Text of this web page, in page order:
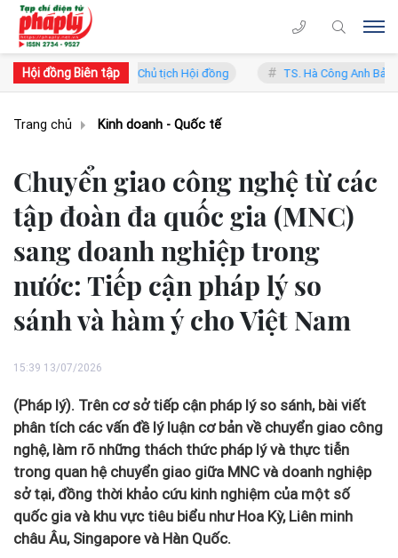
Hội đồng Biên tập
Lý - Phó Chủ tịch Hội đồng TS. Hà Công Anh Bảo - Phó Chủ
Trang chủ Kinh doanh - Quốc tế
Chuyển giao công nghệ từ các
tập đoàn đa quốc gia (MNC)
sang doanh nghiệp trong
nước: Tiếp cận pháp lý so
sánh và hàm ý cho Việt Nam
15:39 13/07/2026
(Pháp lý). Trên cơ sở tiếp cận pháp lý so sánh, bài viết
phân tích các vấn đề lý luận cơ bản về chuyển giao công
nghệ, làm rõ những thách thức pháp lý và thực tiễn
trong quan hệ chuyển giao giữa MNC và doanh nghiệp
sở tại, đồng thời khảo cứu kinh nghiệm của một số
quốc gia và khu vực tiêu biểu như Hoa Kỳ, Liên minh
châu Âu, Singapore và Hàn Quốc.